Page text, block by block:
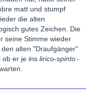
matt und stumpf
die alten
gutes Zeichen. Die
seine Stimme wieder
alten "Draufgänger"
ob er je ins lirico-spinto-